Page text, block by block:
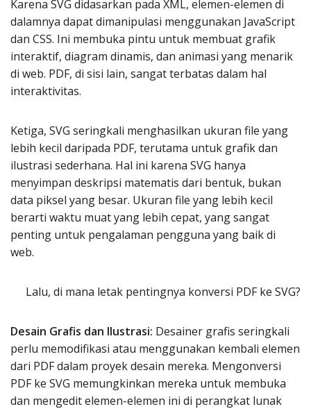
Karena SVG didasarkan pada XML, elemen-elemen di
dalamnya dapat dimanipulasi menggunakan JavaScript
dan CSS. Ini membuka pintu untuk membuat grafik
interaktif, diagram dinamis, dan animasi yang menarik
di web. PDF, di sisi lain, sangat terbatas dalam hal
interaktivitas.
Ketiga, SVG seringkali menghasilkan ukuran file yang
lebih kecil daripada PDF, terutama untuk grafik dan
ilustrasi sederhana. Hal ini karena SVG hanya
menyimpan deskripsi matematis dari bentuk, bukan
data piksel yang besar. Ukuran file yang lebih kecil
berarti waktu muat yang lebih cepat, yang sangat
penting untuk pengalaman pengguna yang baik di
web.
Lalu, di mana letak pentingnya konversi PDF ke SVG?
Desain Grafis dan Ilustrasi: Desainer grafis seringkali
perlu memodifikasi atau menggunakan kembali elemen
dari PDF dalam proyek desain mereka. Mengonversi
PDF ke SVG memungkinkan mereka untuk membuka
dan mengedit elemen-elemen ini di perangkat lunak